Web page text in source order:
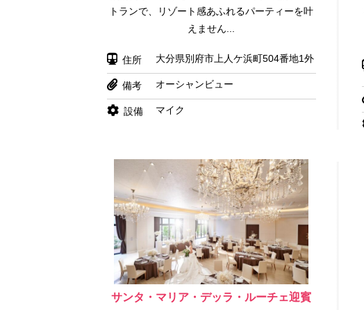
トランで、リゾート感あふれるパーティーを叶
えません...
住所 大分県別府市上人ケ浜町504番地1外
備考 オーシャンビュー
設備 マイク
サンタ・マリア・デッラ・ルーチェ迎賓